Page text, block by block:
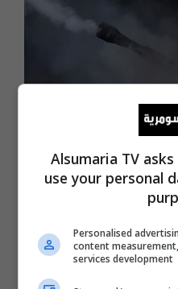
تخص القوات
Alsumaria TV
use your personal
Personalised
content
services development